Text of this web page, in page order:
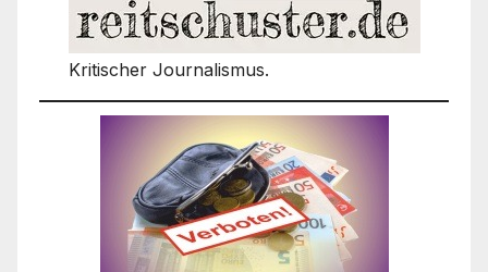
Kritischer Journalismus.